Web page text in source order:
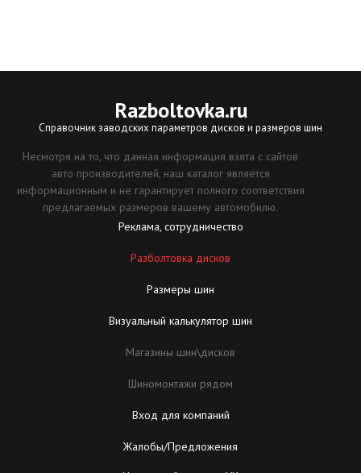
Razboltovka.ru
Справочник заводских параметров дисков и размеров шин
Несмотря на то, что данная информация взята с сайтов
авто производителей, наш каталог является
информационным и не гарантирует полного соответствия
предлагаемых размеров вашему автомобилю.
Реклама, сотрудничество
Разболтовка дисков
Размеры шин
Визуальный калькулятор шин
Магазины шин\дисков
Шиномонтажи рядом
Вход для компаний
Жалобы/Предложения